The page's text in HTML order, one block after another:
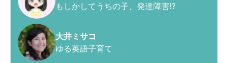
もしかしてうちの子、発達障害!?
大井ミサコ
ゆる英語子育て